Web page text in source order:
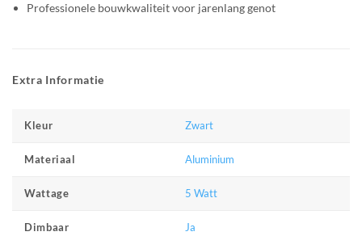
Professionele bouwkwaliteit voor jarenlang genot
Extra Informatie
Kleur Zwart
Materiaal Aluminium
Wattage 5 Watt
Dimbaar Ja